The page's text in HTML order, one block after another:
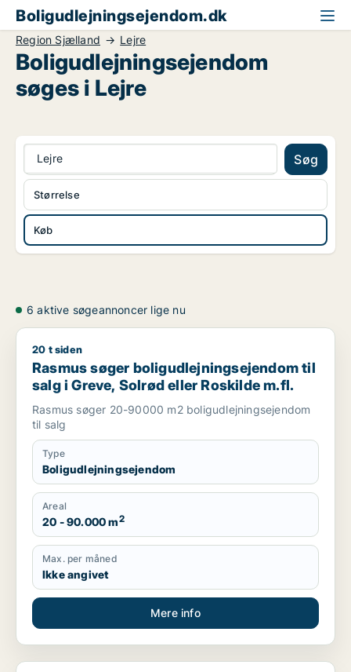
Boligudlejningsejendom.dk
Region Sjælland Lejre
Boligudlejningsejendom
søges i Lejre
Lejre Søg
Køb
Størrelse
6 aktive søgeannoncer lige nu
Rasmus søger boligudlejningsejendom til salg i Greve,
20 t siden
Rasmus søger boligudlejningsejendom til
salg i Greve, Solrød eller Roskilde m.fl.
Rasmus søger 20-90000 m2 boligudlejningsejendom
til salg
Type
Boligudlejningsejendom
Areal
20 - 90.000 m2
Max. per måned
Ikke angivet
Mere info